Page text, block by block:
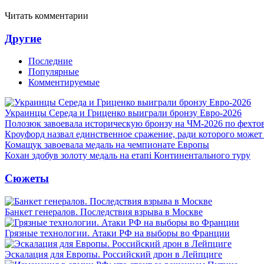
Читать комментарии
Другие
Последние
Популярные
Комментируемые
Украинцы Середа и Гриценко выиграли бронзу Евро-2026
Полозюк завоевала историческую бронзу на ЧМ-2026 по
Кроуфорд назвал единственное сражение, ради которого может
Комащук завоевала медаль на чемпионате Европы
Кохан здобув золоту медаль на етапі Континентального туру
Сюжеты
Банкет генералов. Последствия взрыва в Москве
Грязные технологии. Атаки РФ на выборы во Франции
Эскалация для Европы. Российский дрон в Лейпциге